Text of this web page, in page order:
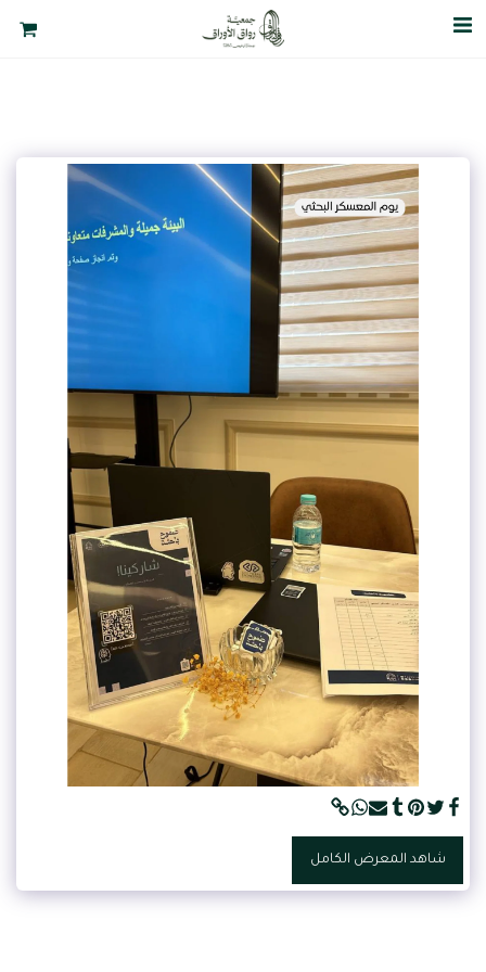
شاهد المعرض الكامل